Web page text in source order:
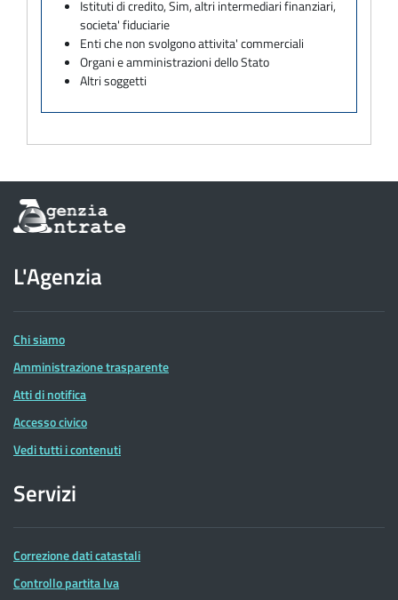
Istituti di credito, Sim, altri intermediari finanziari,
societa' fiduciarie
Enti che non svolgono attivita' commerciali
Organi e amministrazioni dello Stato
Altri soggetti
Informazioni
sul
dell'Agenzia
delle
Entrate
L'Agenzia
Chi siamo
Amministrazione trasparente
Atti di notifica
Accesso civico
Vedi tutti i contenuti
Servizi
Correzione dati catastali
Controllo partita Iva